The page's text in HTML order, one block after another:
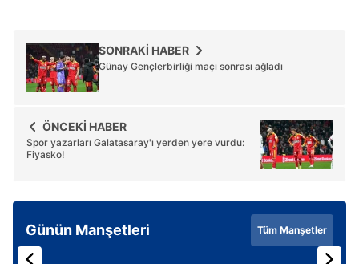
SONRAKİ HABER
Günay Gençlerbirliği maçı sonrası ağladı
ÖNCEKİ HABER
Spor yazarları Galatasaray'ı yerden yere vurdu:
Fiyasko!
Günün Manşetleri Tüm Manşetler